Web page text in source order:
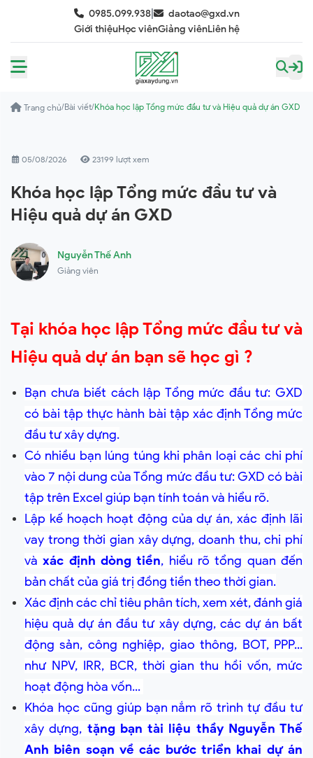
0985.099.938|
daotao@gxd.vn
Giới thiệuHọc viênGiảng viênLiên hệ
Trang chủ/Bài viết/Khóa học lập Tổng mức đầu tư và Hiệu quả dự án GXD
05/08/2026 23199 lượt xem
Khóa học lập Tổng mức đầu tư và
Hiệu quả dự án GXD
Nguyễn Thế Anh
Giảng viên
Tại khóa học lập Tổng mức đầu tư và
Hiệu quả dự án bạn sẽ học gì ?
Bạn chưa biết cách lập Tổng mức đầu tư: GXD
có bài tập thực hành bài tập xác định Tổng mức
đầu tư xây dựng.
Có nhiều bạn lúng túng khi phân loại các chi phí
vào 7 nội dung của Tổng mức đầu tư: GXD có bài
tập trên Excel giúp bạn tính toán và hiểu rõ.
Lập kế hoạch hoạt động của dự án, xác định lãi
vay trong thời gian xây dựng, doanh thu, chi phí
vàxác định dòng tiền, hiểu rõ tổng quan đến
bản chất của giá trị đồng tiền theo thời gian.
Xác định các chỉ tiêu phân tích, xem xét, đánh giá
hiệu quả dự án đầu tư xây dựng, các dự án bất
động sản, công nghiệp, giao thông, BOT, PPP...
như NPV, IRR, BCR, thời gian thu hồi vốn, mức
hoạt động hòa vốn...
Khóa học cũng giúp bạn nắm rõ trình tự đầu tư
xây dựng, tặng bạn tài liệu thầy Nguyễn Thế
Anh biên soạn về các bước triển khai dự án